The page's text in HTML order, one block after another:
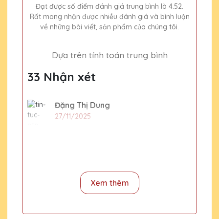
Đạt được số điểm đánh giá trung bình là 4.52.
Rất mong nhận được nhiều đánh giá và bình luận
về những bài viết, sản phẩm của chúng tôi.
Dựa trên tính toán trung bình
33 Nhận xét
Đặng Thị Dung
27/11/2025
CSKH Pha Lê Hà Nội
Dịp cuối năm rất nhiều đơn hàng và
Xem thêm